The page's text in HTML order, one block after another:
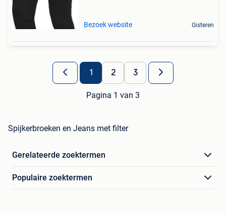
Bezoek website Gisteren
1 2 3
Pagina 1 van 3
Spijkerbroeken en Jeans met filter
Gerelateerde zoektermen
Populaire zoektermen